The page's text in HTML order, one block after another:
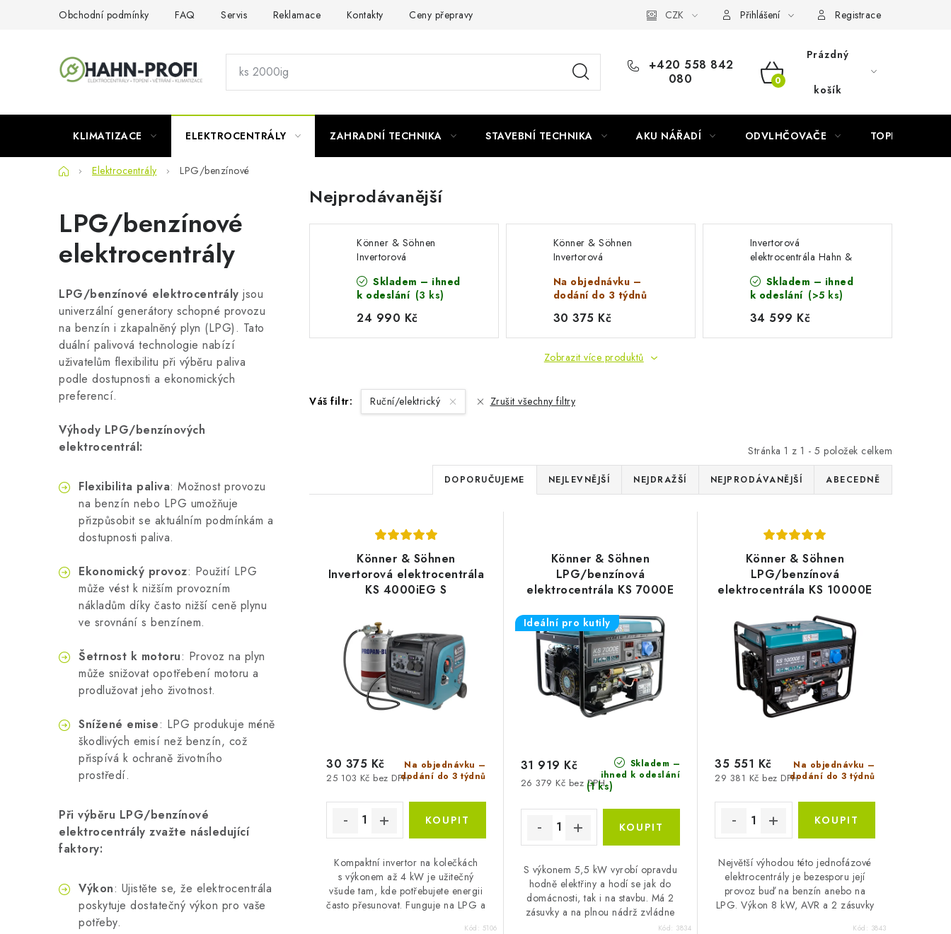
Obchodní podmínky FAQ Servis Reklamace Kontakty Ceny přepravy Náhradní díly Könner & Söhnen Reklamační řád
CZK Přihlášení Registrace
+420 558 842
080
NÁKUPNÍ
Prázdný
košík
KLIMATIZACE ELEKTROCENTRÁLY ZAHRADNÍ TECHNIKA STAVEBNÍ TECHNIKA AKU NÁŘADÍ ODVLHČOVAČE TOPIDLA
DomůElektrocentrály LPG/benzínové
LPG/benzínové
elektrocentrály
LPG/benzínové elektrocentrály jsou
univerzální generátory schopné provozu
na benzín i zkapalněný plyn (LPG). Tato
duální palivová technologie nabízí
uživatelům flexibilitu při výběru paliva
podle dostupnosti a ekonomických
preferencí.
Výhody LPG/benzínových
elektrocentrál:
Flexibilita paliva: Možnost provozu
na benzín nebo LPG umožňuje
přizpůsobit se aktuálním podmínkám a
dostupnosti paliva.
Ekonomický provoz: Použití LPG
může vést k nižším provozním
nákladům díky často nižší ceně plynu
ve srovnání s benzínem.
Šetrnost k motoru: Provoz na plyn
může snižovat opotřebení motoru a
prodlužovat jeho životnost.
Snížené emise: LPG produkuje méně
škodlivých emisí než benzín, což
přispívá k ochraně životního
prostředí.
Při výběru LPG/benzínové
elektrocentrály zvažte následující
faktory:
Výkon: Ujistěte se, že elektrocentrála
poskytuje dostatečný výkon pro vaše
potřeby.
Nejprodávanější
Könner & Söhnen
Invertorová
LPG/benzín KS 3100iG
S
Skladem – ihned
k odeslání (3 ks)
24 990 Kč
Könner & Söhnen
Invertorová
4000iEG S
Na objednávku –
dodání do 3 týdnů
30 375 Kč
Invertorová
elektrocentrála Hahn &
Skladem – ihned
k odeslání (>5 ks)
34 599 Kč
Zobrazit více produktů
Váš filtr: Ruční/elektrický Zrušit všechny filtry
Stránka 1 z 1 - 5 položek celkem
Ř
a
z
e
n
p
r
o
d
k
t
ů
DOPORUČUJEME NEJLEVNĚJŠÍ NEJDRAŽŠÍ NEJPRODÁVANĚJŠÍ ABECEDNĚ
Könner & Söhnen
Invertorová elektrocentrála
KS 4000iEG S
Na objednávku –
dodání do 3 týdnů
25 103 Kč bez DPH
30 375 Kč
Kompaktní invertor na kolečkách
s výkonem až 4 kW je užitečný
všude tam, kde potřebujete energii
často přesunovat. Funguje na LPG a
Kód: 5106
Könner & Söhnen
LPG/benzínová
elektrocentrála KS 7000E
Ideální pro kutily
Skladem –
ihned k odeslání
(1 ks)
26 379 Kč bez DPH
31 919 Kč
S výkonem 5,5 kW vyrobí opravdu
hodně elektřiny a hodí se jak do
domácnosti, tak i na stavbu. Má 2
zásuvky a na plnou nádrž zvládne
Kód: 3834
Könner & Söhnen
LPG/benzínová
elektrocentrála KS 10000E
Na objednávku –
dodání do 3 týdnů
29 381 Kč bez DPH
35 551 Kč
Největší výhodou této jednofázové
elektrocentrály je bezesporu její
provoz buď na benzín anebo na
LPG. Výkon 8 kW, AVR a 2 zásuvky
Kód: 3843